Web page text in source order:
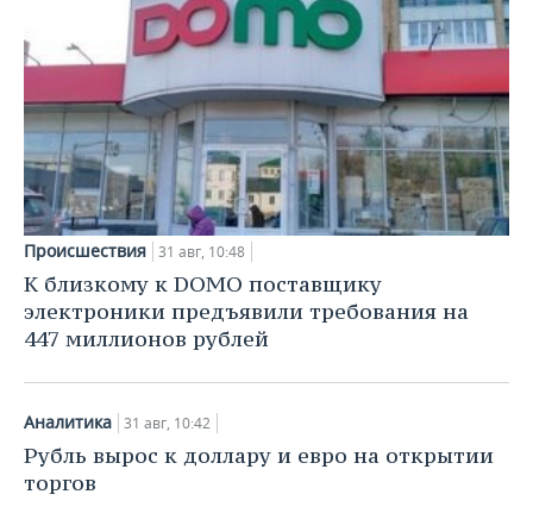
Происшествия 31 авг, 10:48
К близкому к DOMO поставщику
электроники предъявили требования на
447 миллионов рублей
Аналитика 31 авг, 10:42
Рубль вырос к доллару и евро на открытии
торгов